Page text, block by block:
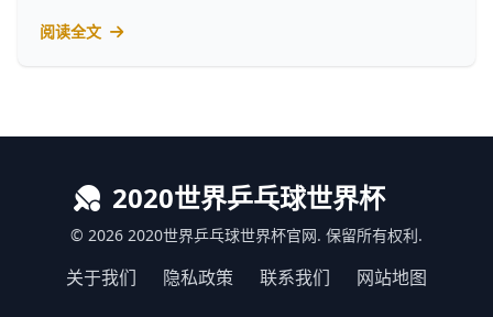
阅读全文
2020世界乒乓球世界杯
© 2026 2020世界乒乓球世界杯官网. 保留所有权利.
关于我们 隐私政策 联系我们 网站地图